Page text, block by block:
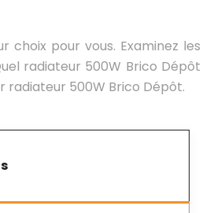
pour vous. Examinez les
radiateur 500W Brico Dépôt
radiateur 500W Brico Dépôt.